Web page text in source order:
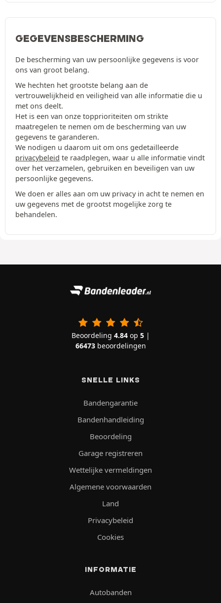
GEGEVENSBESCHERMING
De bescherming van uw persoonlijke gegevens is voor
ons van groot belang.
We hechten het grootste belang aan de
vertrouwelijkheid en veiligheid van alle informatie die u
met ons deelt.
Het is een van onze topprioriteiten om strikte
maatregelen te nemen om de bescherming van uw
gegevens te garanderen.
We nodigen u daarom uit om ons gedetailleerde
privacybeleid te raadplegen, waar u alle informatie vindt
over het verzamelen, gebruiken en beveiligen van uw
persoonlijke gegevens.
We doen er alles aan om uw privacy in acht te nemen en
uw gegevens met de grootst mogelijke zorg te
behandelen.
Beoordeling 4.84op 5|
66473beoordelingen
SNELLE LINKS
Bandengarantie
Bandenhandleiding
Beoordeling
Garage registreren
Wettelijke vermeldingen
Algemene voorwaarden
Land
Privacybeleid
Cookies
INFORMATIE
Autobanden